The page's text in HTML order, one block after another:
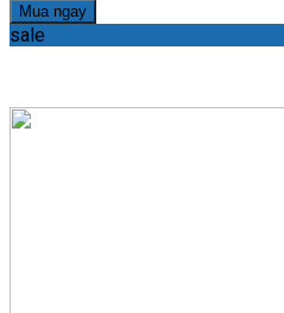
Mua ngay
sale